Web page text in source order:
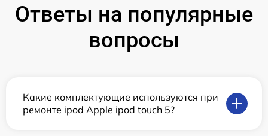
Ответы на популярные
вопросы
Какие комплектующие используются при
ремонте ipod Apple ipod touch 5?